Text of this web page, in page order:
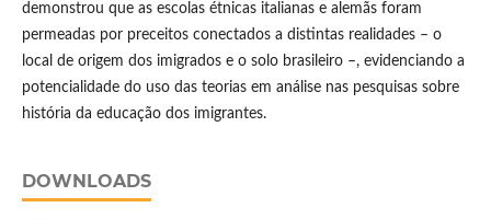
demonstrou que as escolas étnicas italianas e alemãs foram
permeadas por preceitos conectados a distintas realidades – o
local de origem dos imigrados e o solo brasileiro –, evidenciando a
potencialidade do uso das teorias em análise nas pesquisas sobre
história da educação dos imigrantes.
DOWNLOADS